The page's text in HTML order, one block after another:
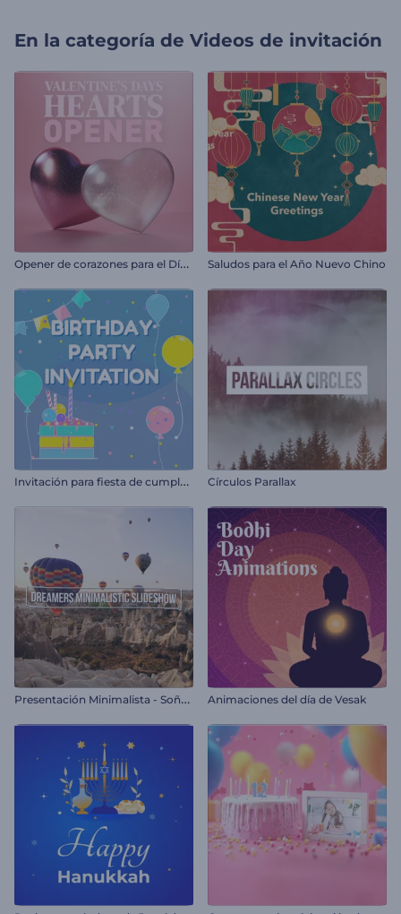
En la categoría de Videos de invitación
O
pener de corazones para el Día de San Valentín Saludos para el Año Nuevo Chino
I
nvitación para fiesta de cumpleaños Círculos Parallax
P
resentación Minimalista - Soñadores Animaciones del día de Vesak